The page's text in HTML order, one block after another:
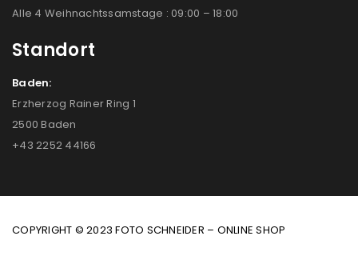
Alle 4 Weihnachtssamstage : 09:00 – 18:00
Standort
Baden:
Erzherzog Rainer Ring 1
2500 Baden
+43 2252 44166
COPYRIGHT © 2023 FOTO SCHNEIDER – ONLINE SHOP